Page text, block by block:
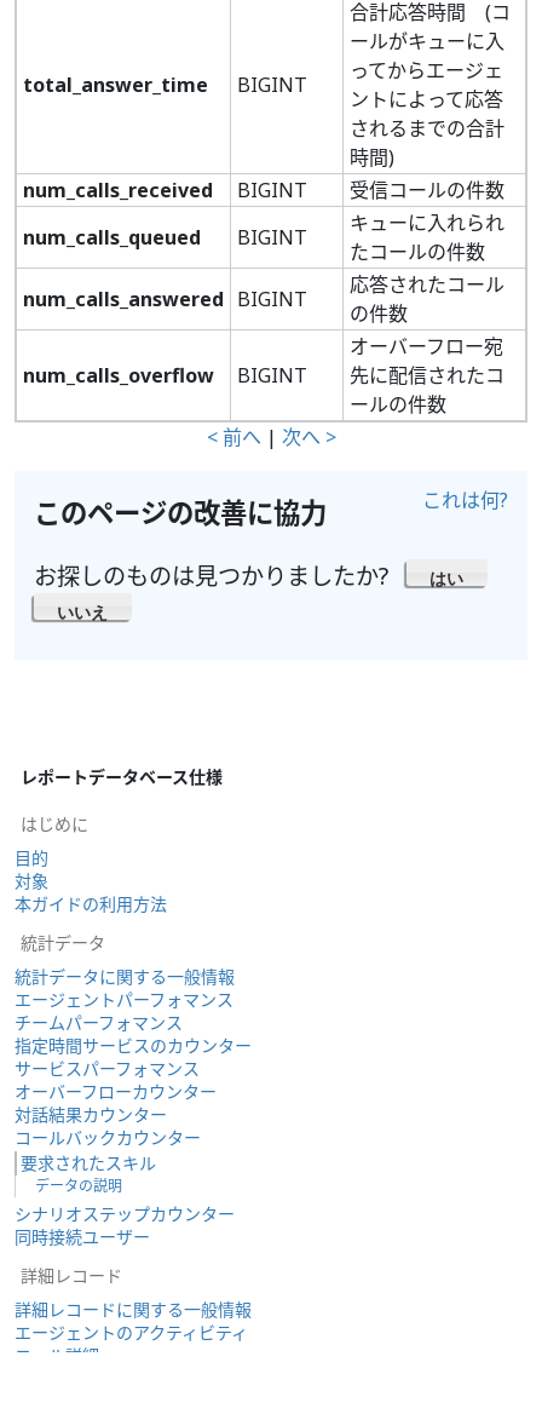
total_answer_time BIGINT
合計応答時間 (コ
ールがキューに入
ってからエージェ
ントによって応答
されるまでの合計
時間)
num_calls_received
BIGINT
受信コールの件数
num_calls_queued
BIGINT
キューに入れられ
たコールの件数
num_calls_answered BIGINT
応答されたコール
の件数
num_calls_overflow BIGINT
オーバーフロー宛
先に配信されたコ
ールの件数
< 前へ | 次へ >
このページの改善に協力 これは何?
お探しのものは見つかりましたか?
はい
いいえ
レポートデータベース仕様
はじめに
目的
対象
本ガイドの利用方法
統計データ
統計データに関する一般情報
エージェントパーフォマンス
チームパーフォマンス
指定時間サービスのカウンター
サービスパーフォマンス
オーバーフローカウンター
対話結果カウンター
コールバックカウンター
要求されたスキル
データの説明
シナリオステップカウンター
同時接続ユーザー
詳細レコード
詳細レコードに関する一般情報
エージェントのアクティビティ
コール詳細